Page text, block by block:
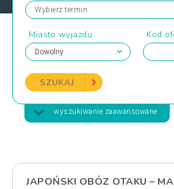
Wybierz termin
Miasto wyjazdu Kod
SZUKAJ
wyszukiwanie zaawansowane
JAPOŃSKI OBÓZ OTAKU –